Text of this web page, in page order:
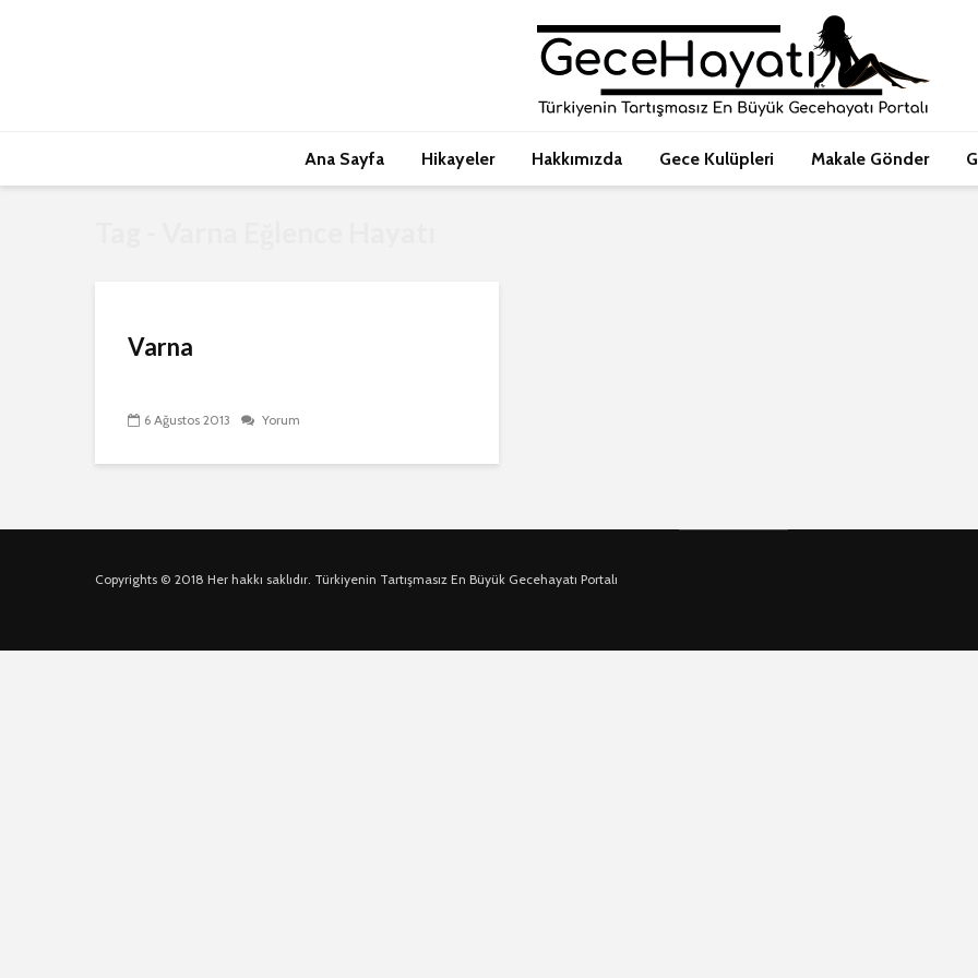
Ana Sayfa Hikayeler Hakkımızda Gece Kulüpleri Makale Gönder
Varna
6 Ağustos 2013 Yorum
Copyrights © 2018 Her hakkı saklıdır. Türkiyenin Tartışmasız En Büyük Gecehayatı Portalı